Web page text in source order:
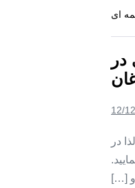
ای
در
12/
در
و […]